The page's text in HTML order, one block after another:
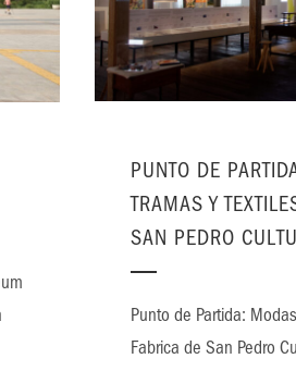
PUNTO DE
TRAMAS Y
SAN PEDRO
Punto de Partida:
Fabrica de San Pedro